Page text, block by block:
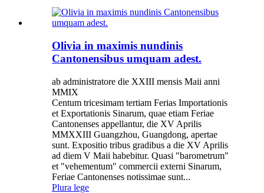
Olivia in maximis nundinis
Cantonensibus umquam adest.
ab administratore die XXIII mensis Maii anni
MMIX
Centum tricesimam tertiam Ferias Importationis
et Exportationis Sinarum, quae etiam Feriae
Cantonenses appellantur, die XV Aprilis
MMXXIII Guangzhou, Guangdong, apertae
sunt. Expositio tribus gradibus a die XV Aprilis
ad diem V Maii habebitur. Quasi "barometrum"
et "vehementum" commercii externi Sinarum,
Feriae Cantonenses notissimae sunt...
Plura lege